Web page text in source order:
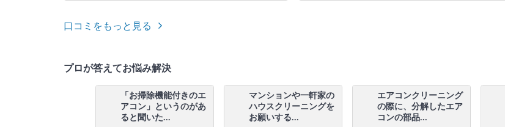
口コミをもっと見る
プロが答えてお悩み解決
「お掃除機能付きのエ
アコン」というのがあ
ると聞いた...
マンションや一軒家の
ハウスクリーニングを
お願いする...
エアコンクリーニング
の際に、分解したエア
コンの部品...